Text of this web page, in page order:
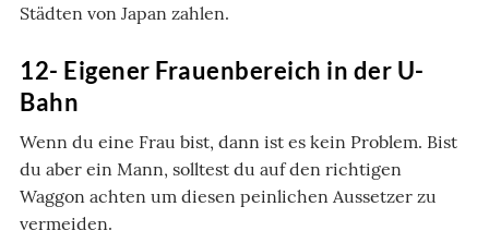
Städten von Japan zahlen.
12- Eigener Frauenbereich in der U-
Bahn
Wenn du eine Frau bist, dann ist es kein Problem. Bist
du aber ein Mann, solltest du auf den richtigen
Waggon achten um diesen peinlichen Aussetzer zu
vermeiden.